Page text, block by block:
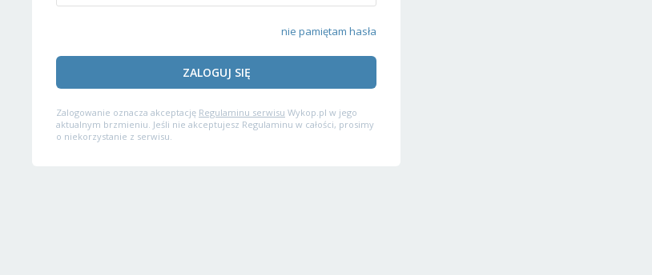
nie pamiętam hasła
ZALOGUJ SIĘ
Zalogowanie oznacza akceptację Regulaminu serwisu Wykop.pl w jego
aktualnym brzmieniu. Jeśli nie akceptujesz Regulaminu w całości, prosimy
o niekorzystanie z serwisu.